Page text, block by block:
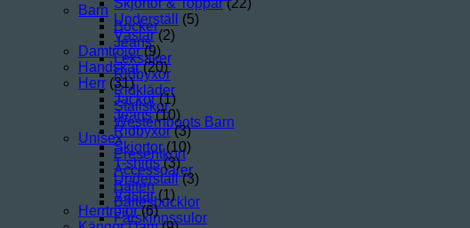
Barn
Böcker
Jeans
Leksaker
Ridbyxor
Ridkläder
Stallskor
Westernboots Barn
Unisex
Presentkort
Accessoarer
Bälten
Bältesbucklor
Fårskinnssulor
Skjortor & Toppar (22)
Underställ
(5)
Västar (2)
Damtröjor (9)
Handskar (20)
Herr (31)
Jackor (1)
Jeans (10)
Ridbyxor (3)
Skjortor (10)
T-shirts (3)
Underställ (3)
Västar (1)
Herrtröjor (6)